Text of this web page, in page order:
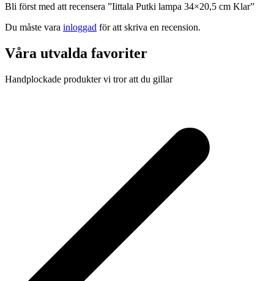
Bli först med att recensera ”Iittala Putki lampa 34×20,5 cm Klar”
Du måste vara inloggad för att skriva en recension.
Våra utvalda favoriter
Handplockade produkter vi tror att du gillar